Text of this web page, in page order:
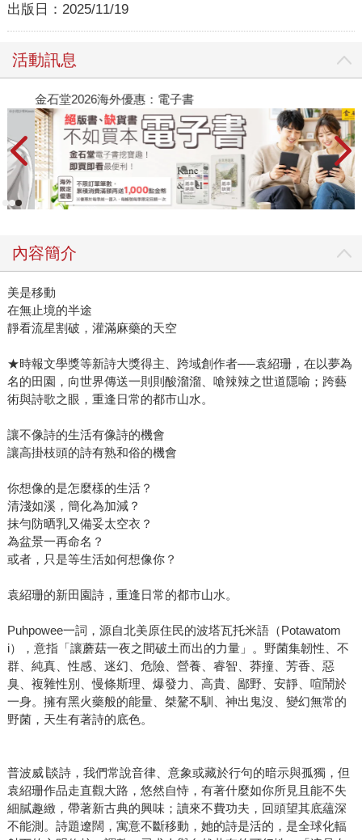
出版日： 2025/11/19
活動訊息
金石堂2026海外優惠：電子書
內容簡介
美是移動
在無止境的半途
靜看流星割破，灌滿麻藥的天空
★時報文學獎等新詩大獎得主、跨域創作者──袁紹珊，在以夢為
名的田園，向世界傳送一則則酸溜溜、嗆辣辣之世道隱喻；跨藝
術與詩歌之眼，重逢日常的都市山水。
讓不像詩的生活有像詩的機會
讓高掛枝頭的詩有熟和俗的機會
你想像的是怎麼樣的生活？
清淺如溪，簡化為加減？
抹勻防晒乳又備妥太空衣？
為盆景一再命名？
或者，只是等生活如何想像你？
袁紹珊的新田園詩，重逢日常的都市山水。
Puhpowee一詞，源自北美原住民的波塔瓦托米語（Potawatom
i），意指「讓蘑菇一夜之間破土而出的力量」。野菌集韌性、不
群、純真、性感、迷幻、危險、營養、睿智、莽撞、芳香、惡
臭、複雜性別、慢條斯理、爆發力、高貴、鄙野、安靜、喧鬧於
一身。擁有黑火藥般的能量、桀驁不馴、神出鬼沒、變幻無常的
野菌，天生有著詩的底色。
普波威∣談詩，我們常說音律、意象或藏於行句的暗示與孤獨，但
袁紹珊作品走直觀大路，悠然自恃，有著什麼如你所見且能不失
細膩趣緻，帶著新古典的興味；讀來不費功夫，回頭望其底蘊深
不能測。詩題遼闊，寓意不斷移動，她的詩是活的，是全球化輻